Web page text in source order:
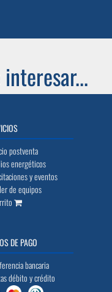
postventa
energéticos
y eventos
de equipos
DE PAGO
bancaria
débito y crédito